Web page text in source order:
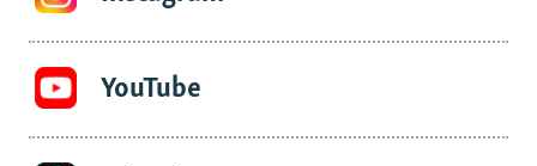
YouTube